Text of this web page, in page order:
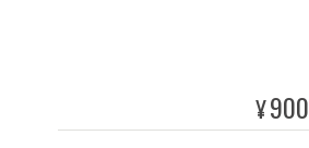
¥900